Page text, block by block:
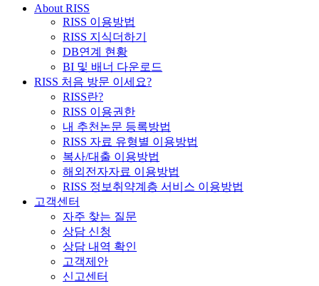
About RISS
RISS 이용방법
RISS 지식더하기
DB연계 현황
BI 및 배너 다운로드
RISS 처음 방문 이세요?
RISS란?
RISS 이용권한
내 추천논문 등록방법
RISS 자료 유형별 이용방법
복사/대출 이용방법
해외전자자료 이용방법
RISS 정보취약계층 서비스 이용방법
고객센터
자주 찾는 질문
상담 신청
상담 내역 확인
고객제안
신고센터